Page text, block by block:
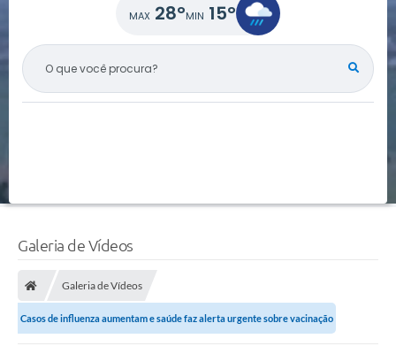
O QUE VOCÊ PROCURA?
28° 15°
Galeria de Vídeos
Galeria de Vídeos
Casos de influenza aumentam e saúde faz alerta urgente sobre vacinação